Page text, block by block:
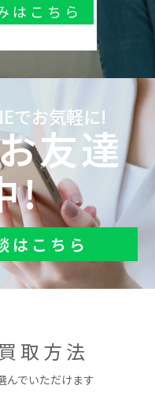
はこちら
でお気軽に!
友達
!
はこちら
取方法
んでいただけます